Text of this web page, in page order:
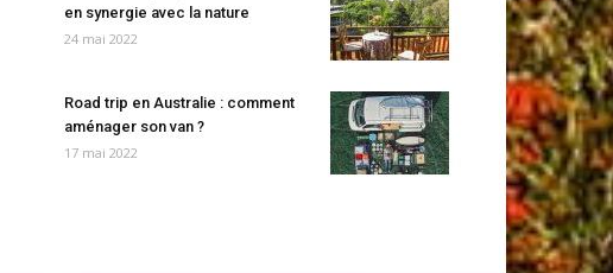
en synergie avec la nature
24 mai 2022
Road trip en Australie : comment
aménager son van ?
17 mai 2022